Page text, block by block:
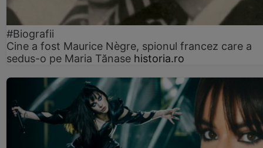
#Biografii
Cine a fost Maurice Nègre, spionul francez care a
sedus-o pe Maria Tănase historia.ro